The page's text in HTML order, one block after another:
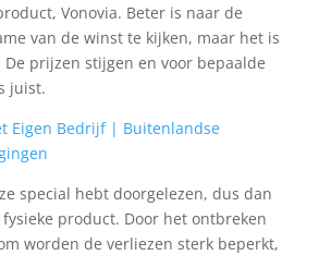
Vonovia. Beter is naar de
van de winst te kijken, maar het is
De prijzen stijgen en voor bepaalde
juist.
Eigen Bedrijf | Buitenlandse
special hebt doorgelezen, dus dan
product. Door het ontbreken
worden de verliezen sterk beperkt,